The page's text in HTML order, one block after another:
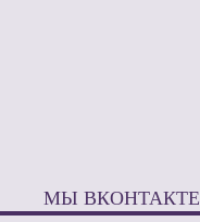
МЫ ВКОНТАКТЕ